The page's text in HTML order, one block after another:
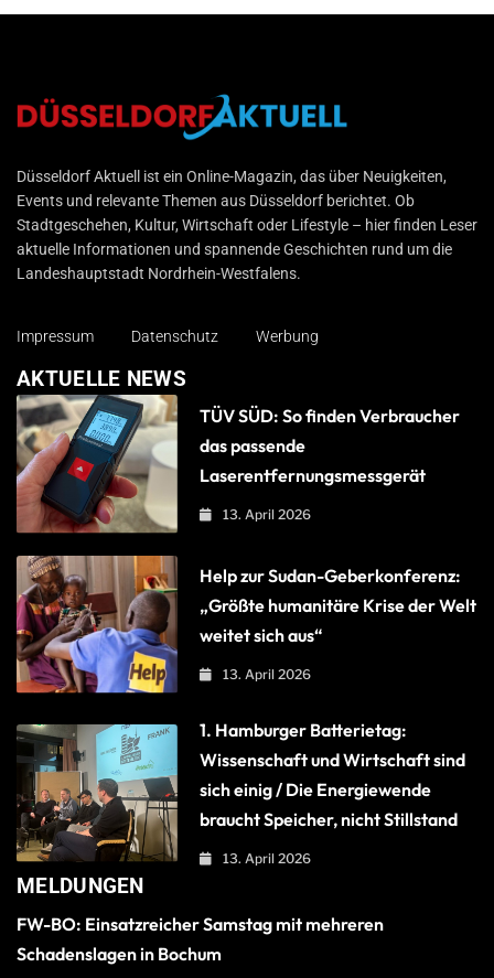
Düsseldorf Aktuell
Düsseldorf Aktuell ist ein Online-Magazin, das über Neuigkeiten,
Events und relevante Themen aus Düsseldorf berichtet. Ob
Stadtgeschehen, Kultur, Wirtschaft oder Lifestyle – hier finden Leser
aktuelle Informationen und spannende Geschichten rund um die
Landeshauptstadt Nordrhein-Westfalens.
Impressum Datenschutz Werbung
AKTUELLE NEWS
TÜV SÜD: So finden Verbraucher
das passende
Laserentfernungsmessgerät
13. April 2026
Help zur Sudan-Geberkonferenz:
„Größte humanitäre Krise der Welt
weitet sich aus“
13. April 2026
1. Hamburger Batterietag:
Wissenschaft und Wirtschaft sind
sich einig / Die Energiewende
braucht Speicher, nicht Stillstand
13. April 2026
MELDUNGEN
FW-BO: Einsatzreicher Samstag mit mehreren
Schadenslagen in Bochum